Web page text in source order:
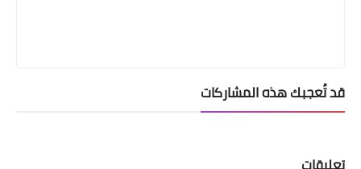
قد تُعجبك هذه المشاركات